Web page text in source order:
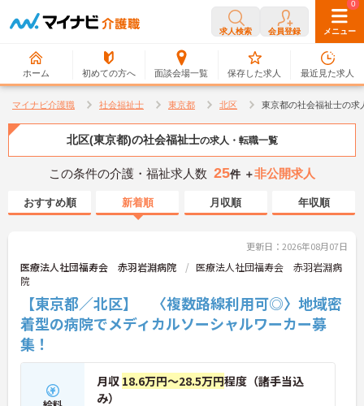
求人検索 会員登録 メニュー
ホーム 初めての方へ 面談会場一覧
0
保存した求人
0
最近見た求人
マイナビ介護職 社会福祉士 東京都 北区 東京都の社会福祉士の求
北区(東京都)の社会福祉士の求人・転職一覧
この条件の介護・福祉求人数 25件 ＋非公開求人
おすすめ順 新着順 月収順 年収順
更新日：2026年08月07日
医療法人社団福寿会 赤羽岩淵病院
医療法人社団福寿会 赤羽岩淵病
院
【東京都／北区】 〈複数路線利用可◎〉地域密
着型の病院でメディカルソーシャルワーカー募
集！
月収 18.6万円～28.5万円程度（諸手当込
み）